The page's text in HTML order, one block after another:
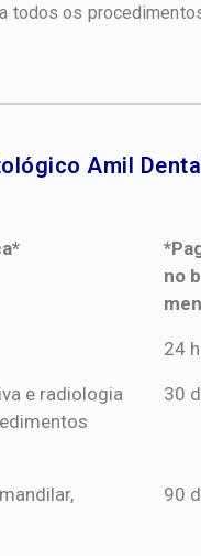
todos os
Amil
no
24
e radiologia
30
90